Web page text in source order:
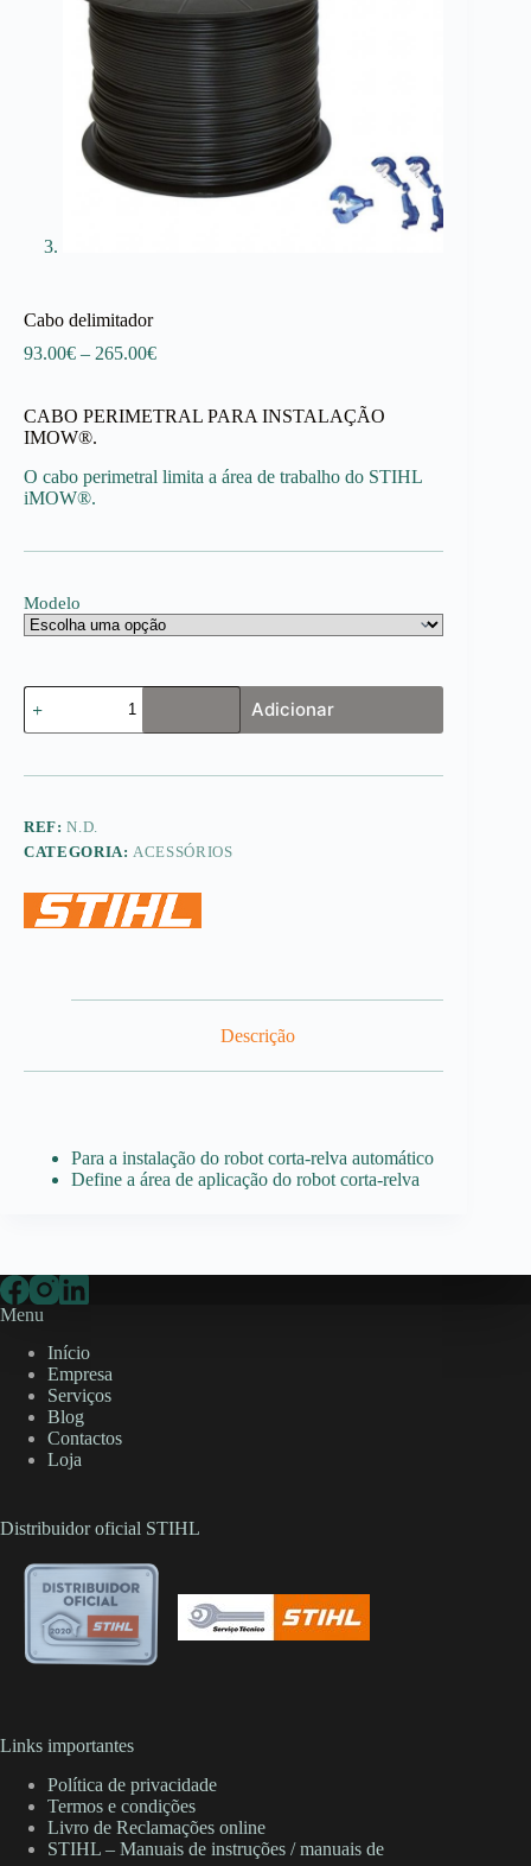
Cabo delimitador
93.00€ – 265.00€Price
through
CABO PERIMETRAL PARA INSTALAÇÃO
IMOW®.
O cabo perimetral limita a área de trabalho do STIHL
iMOW®.
Modelo
Quantidade
de
Cabo
Adicionar
REF:N.D.
CATEGORIA: ACESSÓRIOS
Descrição
Para a instalação do robot corta-relva automático
Define a área de aplicação do robot corta-relva
Menu
Início
Empresa
Serviços
Blog
Contactos
Loja
Distribuidor oficial STIHL
Links importantes
Política de privacidade
Termos e condições
Livro de Reclamações online
STIHL – Manuais de instruções / manuais de